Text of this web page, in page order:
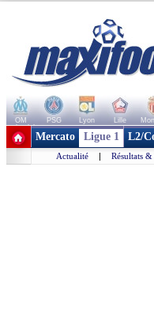
OM PSG Lyon Lille
+ de clubs
Mercato Ligue 1 L2/
Actualité | Résultats &